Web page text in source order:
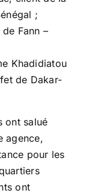
;
Fann –
Khadidiatou
de Dakar-
ont salué
agence,
pour les
ont